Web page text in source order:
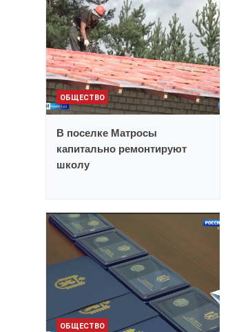
ОБЩЕСТВО
В поселке Матросы
капитально ремонтируют
школу
ОБЩЕСТВО